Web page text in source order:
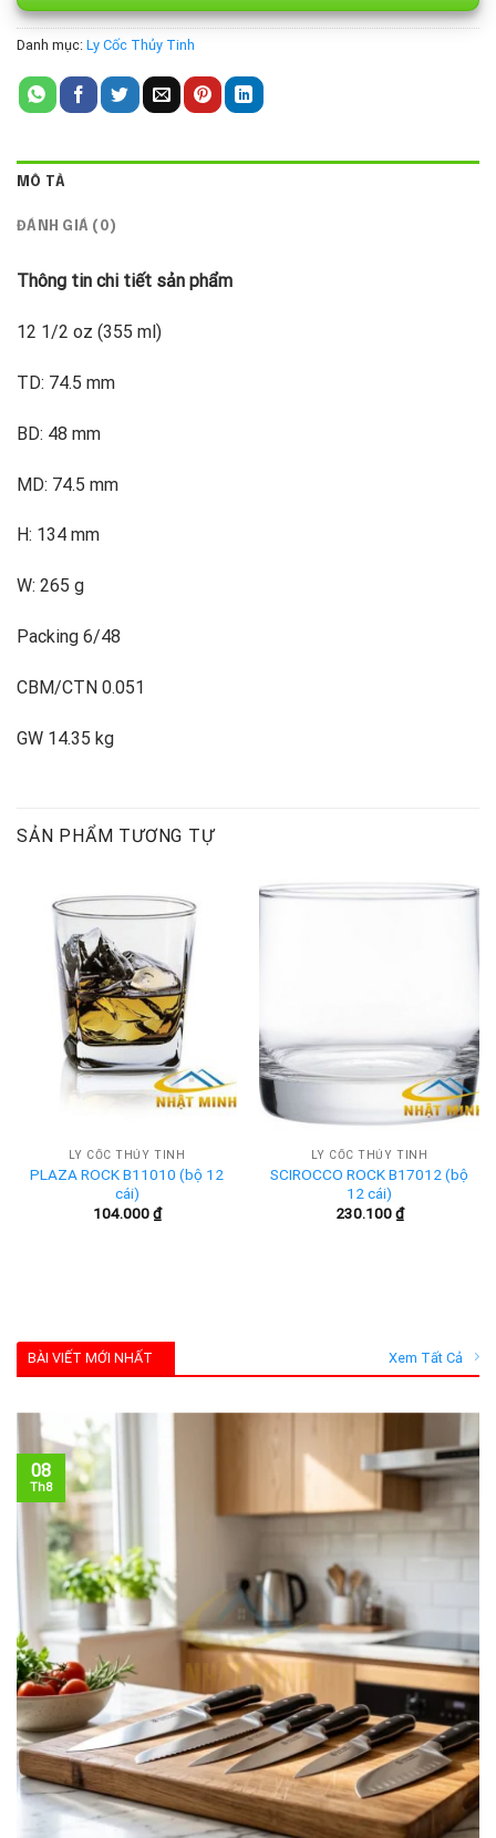
Danh mục: Ly Cốc Thủy Tinh
MÔ TẢ
ĐÁNH GIÁ (0)
Thông tin chi tiết sản phẩm
12 1/2 oz (355 ml)
TD: 74.5 mm
BD: 48 mm
MD: 74.5 mm
H: 134 mm
W: 265 g
Packing 6/48
CBM/CTN 0.051
GW 14.35 kg
SẢN PHẨM TƯƠNG TỰ
LY CỐC THỦY TINH
PLAZA ROCK B11010 (bộ 12
cái)
104.000₫
LY CỐC THỦY TINH
SCIROCCO ROCK B17012 (bộ
12 cái)
230.100₫
BÀI VIẾT MỚI NHẤT Xem Tất Cả
08
Th8